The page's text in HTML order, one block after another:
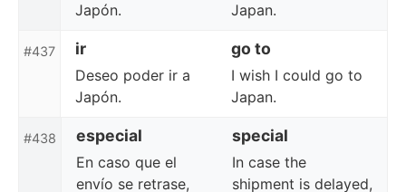
Japón.
Japan.
#437 ir go to
Deseo poder ir a
Japón.
I wish I could go to
Japan.
#438 especial special
En caso que el
envío se retrase,
In case the
shipment is delayed,